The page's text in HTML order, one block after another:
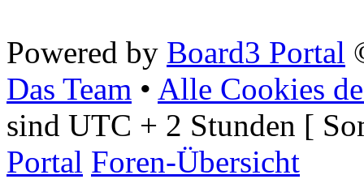
Powered by Board3 Portal
Das Team • Alle Cookies
sind UTC + 2 Stunden [
Portal Foren-Übersicht